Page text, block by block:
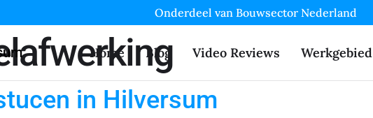
Onderdeel van Bouwsector Nederland
Home Blog Video Reviews Werkgebied
in Hilversum